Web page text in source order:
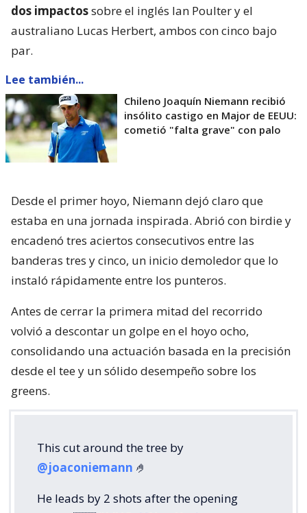
dos impactossobre el inglés Ian Poulter y el
australiano Lucas Herbert, ambos con cinco bajo
par.
Lee también...
Chileno Joaquín Niemann recibió
insólito castigo en Major de EEUU:
cometió "falta grave" con palo
Desde el primer hoyo, Niemann dejó claro que
estaba en una jornada inspirada. Abrió con birdie y
encadenó tres aciertos consecutivos entre las
banderas tres y cinco, un inicio demoledor que lo
instaló rápidamente entre los punteros.
Antes de cerrar la primera mitad del recorrido
volvió a descontar un golpe en el hoyo ocho,
consolidando una actuación basada en la precisión
desde el tee y un sólido desempeño sobre los
greens.
This cut around the tree by
@joaconiemann 🤌
He leads by 2 shots after the opening